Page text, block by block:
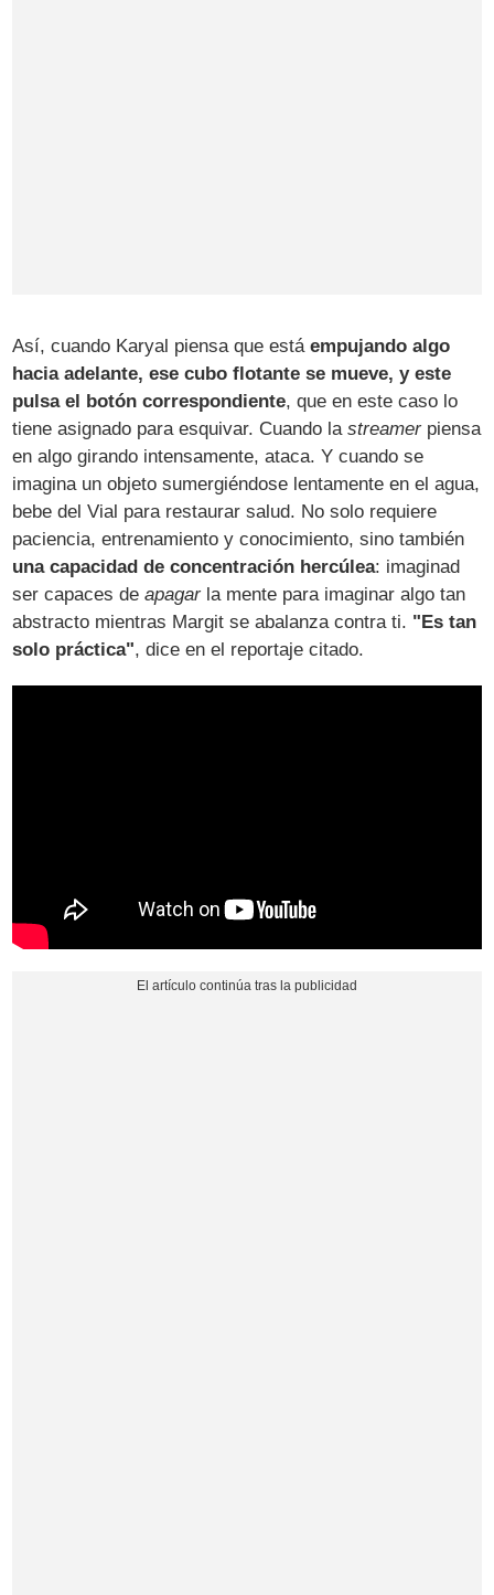
Así, cuando Karyal piensa que estáempujando algo
hacia adelante, ese cubo flotante se mueve, y este
pulsa el botón correspondiente, que en este caso lo
tiene asignado para esquivar. Cuando lastreamerpiensa
en algo girando intensamente, ataca. Y cuando se
imagina un objeto sumergiéndose lentamente en el agua,
bebe del Vial para restaurar salud. No solo requiere
paciencia, entrenamiento y conocimiento, sino también
una capacidad de concentración hercúlea: imaginad
ser capaces deapagarla mente para imaginar algo tan
abstracto mientras Margit se abalanza contra ti. "Es tan
solo práctica", dice en el reportaje citado.